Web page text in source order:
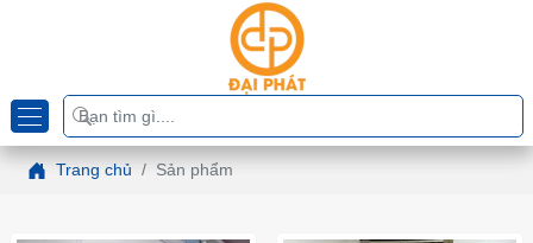
Trang chủ Sản phẩm